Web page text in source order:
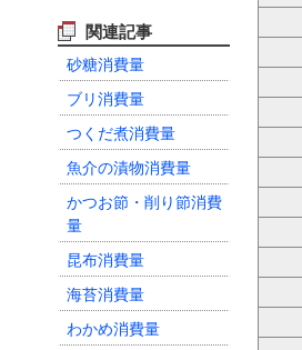
関連記事
砂糖消費量
ブリ消費量
つくだ煮消費量
魚介の漬物消費量
かつお節・削り節消費
量
昆布消費量
海苔消費量
わかめ消費量